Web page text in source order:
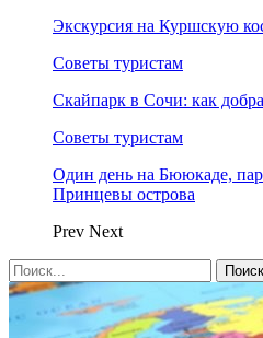
Экскурсия на Куршскую
Советы туристам
Скайпарк в Сочи: как
Советы туристам
Один день на Бююкаде,
Принцевы острова
Prev Next